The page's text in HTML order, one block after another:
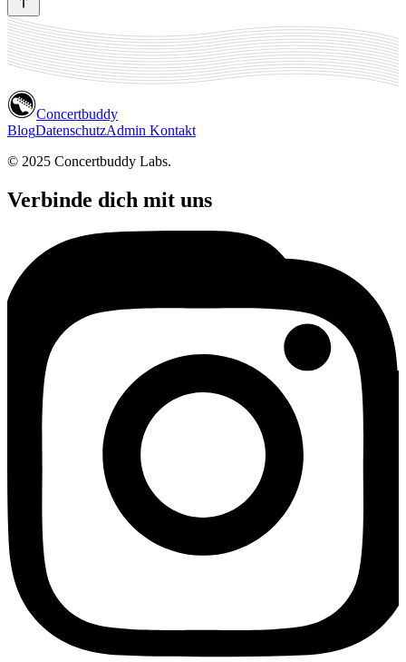
Concertbuddy
BlogDatenschutzAdmin Kontakt
© 2025 Concertbuddy Labs.
Verbinde dich mit uns